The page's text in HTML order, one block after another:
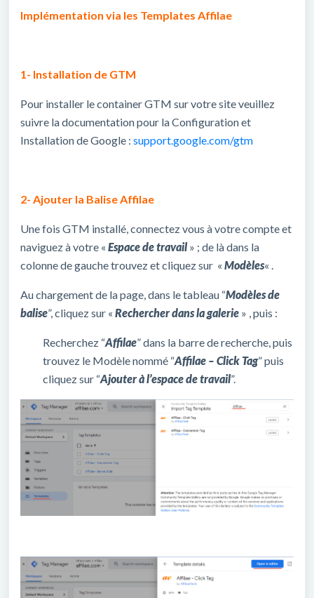
Implémentation via les Templates Affilae
1- Installation de GTM
Pour installer le container GTM sur votre site veuillez
suivre la documentation pour la Configuration et
Installation de Google : support.google.com/gtm
2- Ajouter la Balise Affilae
Une fois GTM installé, connectez vous à votre compte et
naviguez à votre « Espace de travail» ; de là dans la
colonne de gauche trouvez et cliquez sur « Modèles« .
Au chargement de la page, dans le tableau “Modèles de
balise”, cliquez sur « Rechercher dans la galerie » , puis :
Recherchez “Affilae” dans la barre de recherche, puis
trouvez le Modèle nommé “Affilae – Click Tag” puis
cliquez sur “Ajouter à l’espace de travail”.